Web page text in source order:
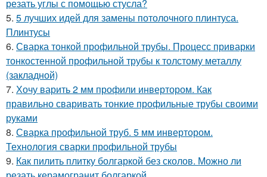
резать углы с помощью стусла?
5. 5 лучших идей для замены потолочного плинтуса.
Плинтусы
6. Сварка тонкой профильной трубы. Процесс приварки
тонкостенной профильной трубы к толстому металлу
(закладной)
7. Хочу варить 2 мм профили инвертором. Как
правильно сваривать тонкие профильные трубы своими
руками
8. Сварка профильной труб. 5 мм инвертором.
Технология сварки профильной трубы
9. Как пилить плитку болгаркой без сколов. Можно ли